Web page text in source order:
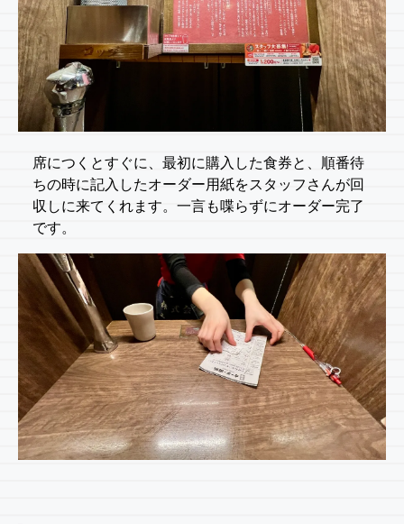
席につくとすぐに、最初に購入した食券と、順番待
ちの時に記入したオーダー用紙をスタッフさんが回
収しに来てくれます。一言も喋らずにオーダー完了
です。